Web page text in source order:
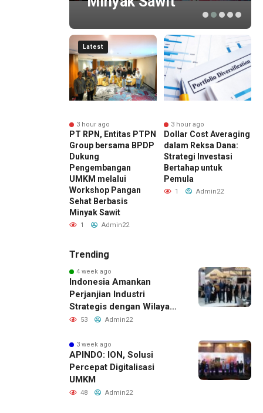
Latest
3 hour ago
PT RPN, Entitas PTPN
Group bersama BPDP
Dukung
Pengembangan
UMKM melalui
Workshop Pangan
Sehat Berbasis
Minyak Sawit
1 Admin22
3 hour ago
Dollar Cost Averaging
dalam Reksa Dana:
Strategi Investasi
Bertahap untuk
Pemula
1 Admin22
Trending
4 week ago
Indonesia Amankan
Perjanjian Industri
Strategis dengan Wilayah
Sverdlovsk, Rusia untuk
53 Admin22
3 week ago
APINDO: ION, Solusi
Percepat Digitalisasi
UMKM
48 Admin22